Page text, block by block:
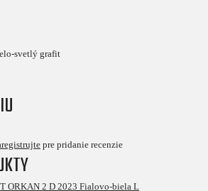
svetlý grafit
pre pridanie recenzie